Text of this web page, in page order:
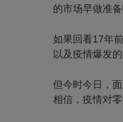
的市场早做准备
如果回看17年
以及疫情爆发
但今时今日，
相信，疫情对